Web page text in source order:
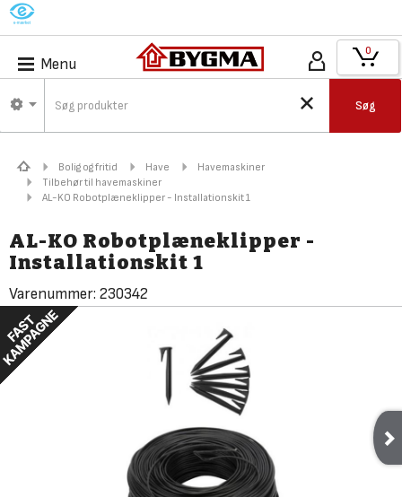
M
Menu
Søg
0
Bolig og fritid Have
Havemaskiner
Tilbehør til havemaskiner
AL-KO Robotplæneklipper - Installationskit 1
AL-KO Robotplæneklipper -
Installationskit 1
Varenummer: 230342